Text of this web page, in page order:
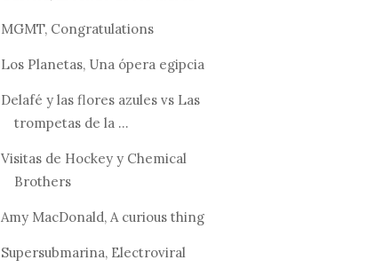
MGMT, Congratulations
Los Planetas, Una ópera egipcia
Delafé y las flores azules vs Las
trompetas de la ...
Visitas de Hockey y Chemical
Brothers
Amy MacDonald, A curious thing
Supersubmarina, Electroviral